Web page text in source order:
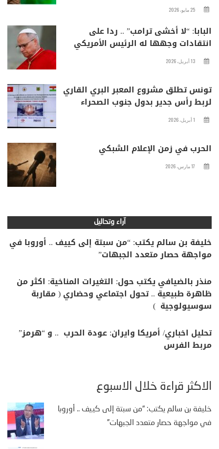
25 مايو، 2026
البابا: “لا أخشى ترامب” .. ردا على
انتقادات وجهها له الرئيس الأمريكي
13 أبريل، 2026
تونس تطلق مشروع المعبر البري القاري
لربط رأس جدير بدول جنوب الصحراء
1 أبريل، 2026
الحرب في زمن الإعلام الشبكي
17 مارس، 2026
آراء وتحاليل
خليفة بن سالم يكتب: “من سبتة إلى كييف .. أوروبا في
مواجهة حصار متعدد الجبهات”
منذر بالضيافي يكتب حول: التغيرات المناخية: اكثر من
ظاهرة طبيعية .. تحول اجتماعي وحضاري ( مقاربة
سوسيولوجية )
تحليل اخباري/ أمريكا وايران: عودة الحرب .. و “هرمز”
مربط الفرس
الأكثر قراءة خلال الأسبوع
خليفة بن سالم يكتب: “من سبتة إلى كييف .. أوروبا
في مواجهة حصار متعدد الجبهات”